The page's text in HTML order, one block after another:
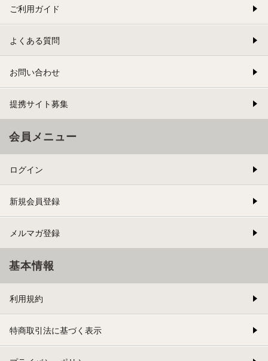
ご利用ガイド
よくある質問
お問い合わせ
提携サイト募集
会員メニュー
ログイン
新規会員登録
メルマガ登録
基本情報
利用規約
特商取引法に基づく表示